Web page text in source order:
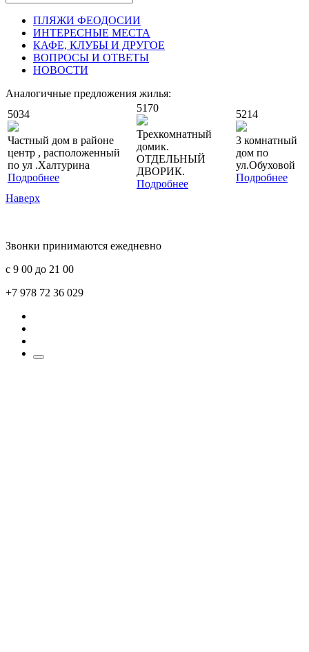
ПЛЯЖИ ФЕОДОСИИ
ИНТЕРЕСНЫЕ МЕСТА
КАФЕ, КЛУБЫ И ДРУГОЕ
ВОПРОСЫ И ОТВЕТЫ
НОВОСТИ
Аналогичные предложения жилья:
5034
Частный дом в районе
центр , расположенный
по ул .Халтурина
Подробнее
5170
Трехкомнатный
домик.
ОТДЕЛЬНЫЙ
ДВОРИК.
Подробнее
5214
3 комнатный
дом по
ул.Обуховой
Подробнее
Наверх
Звонки принимаются ежедневно
с 9 00 до 21 00
+7 978 72 36 029